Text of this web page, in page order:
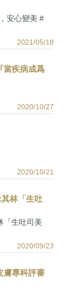
2021/05/18
安心變美 #
當疾病成爲
2020/10/27
2020/10/21
林「生吐
2020/09/23
「生吐司美
膚專科評審